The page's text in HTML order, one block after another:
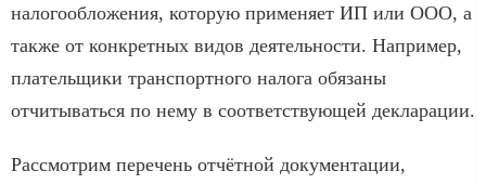
налогообложения, которую применяет ИП или ООО, а
также от конкретных видов деятельности. Например,
плательщики транспортного налога обязаны
отчитываться по нему в соответствующей декларации.
Рассмотрим перечень отчётной документации,